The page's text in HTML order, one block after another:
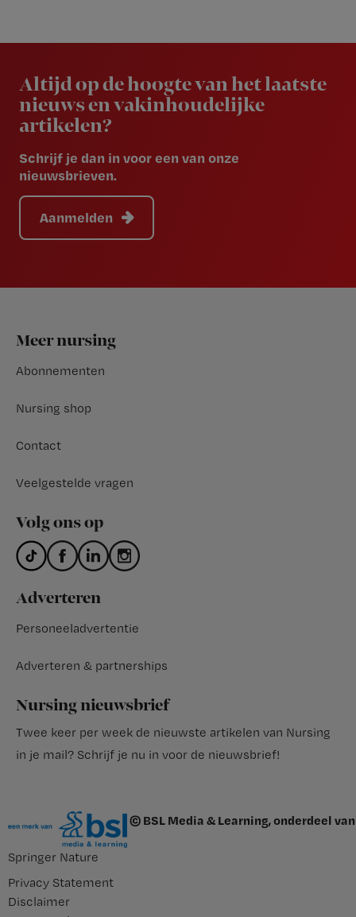
Altijd op de hoogte van het laatste
nieuws en vakinhoudelijke
artikelen?
Schrijf je dan in voor een van onze
nieuwsbrieven.
Aanmelden
Footer
Meer nursing
Abonnementen
Nursing shop
Contact
Veelgestelde vragen
Volg ons op
Adverteren
Personeeladvertentie
Adverteren & partnerships
Nursing nieuwsbrief
Twee keer per week de nieuwste artikelen van Nursing
in je mail? Schrijf je nu in voor de nieuwsbrief!
© BSL Media & Learning, onderdeel van
Springer Nature
Privacy Statement
Disclaimer